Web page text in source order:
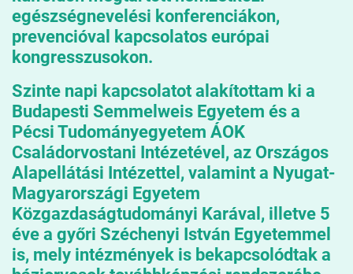
egészségnevelési konferenciákon,
prevencióval kapcsolatos európai
kongresszusokon.
Szinte napi kapcsolatot alakítottam ki a
Budapesti Semmelweis Egyetem és a
Pécsi Tudományegyetem ÁOK
Családorvostani Intézetével, az Országos
Alapellátási Intézettel, valamint a Nyugat-
Magyarországi Egyetem
Közgazdaságtudományi Karával, illetve 5
éve a győri Széchenyi István Egyetemmel
is, mely intézmények is bekapcsolódtak a